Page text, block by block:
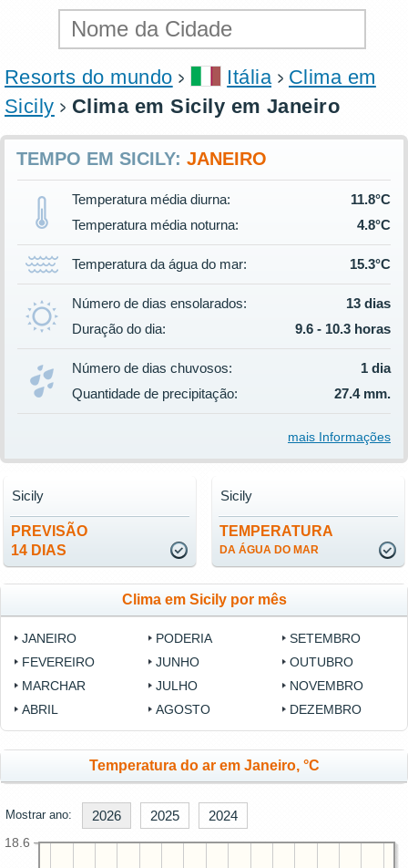
Resorts do mundo Itália
Clima em
Sicily
Clima em Sicily em Janeiro
TEMPO EM SICILY: JANEIRO
Temperatura média diurna:
11.8°C
Temperatura média noturna:
4.8°C
Temperatura da água do mar: 15.3°C
Número de dias ensolarados:
13 dias
Duração do dia:
9.6 - 10.3 horas
Número de dias chuvosos:
1 dia
Quantidade de precipitação:
27.4 mm.
mais Informações
PREVISÃO
14 DIAS
Sicily
TEMPERATURA
DA ÁGUA DO MAR
Sicily
Clima em Sicily por mês
JANEIRO
FEVEREIRO
MARCHAR
ABRIL
PODERIA
JUNHO
JULHO
AGOSTO
SETEMBRO
OUTUBRO
NOVEMBRO
DEZEMBRO
Temperatura do ar em Janeiro, °C
Mostrar ano: 2026 2025 2024
18.6